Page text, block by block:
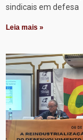
sindicais em defesa
Leia mais »